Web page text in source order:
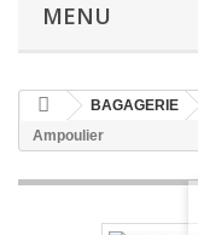
MENU
BAGAGERIE
Ampoulier